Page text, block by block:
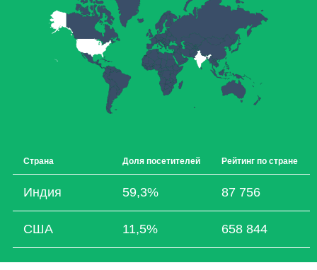
Страна Доля посетителей Рейтинг по стране
Индия 59,3% 87 756
США 11,5% 658 844